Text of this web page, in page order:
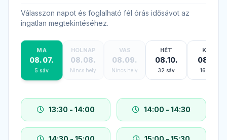
Válasszon napot és foglalható fél órás idősávot az
ingatlan megtekintéséhez.
MA
08.07.
5 sáv
HOLNAP
08.08.
Nincs hely
VAS
08.09.
Nincs hely
HÉT
08.10.
32 sáv
KED
08.11.
16 sáv
13:30 - 14:00 14:00 - 14:30